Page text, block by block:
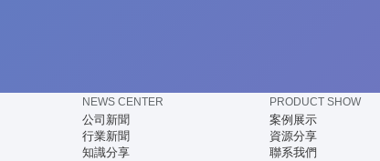
NEWS CENTER
公司新聞
行業新聞
知識分享
PRODUCT SHOW
案例展示
資源分享
聯系我們